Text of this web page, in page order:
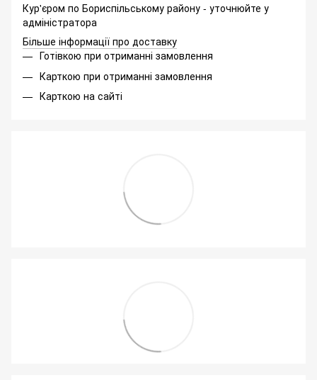
Кур'єром по Бориспільському району - уточнюйте у
адміністратора
Більше інформації про доставку
Готівкою при отриманні замовлення
Карткою при отриманні замовлення
Карткою на сайті